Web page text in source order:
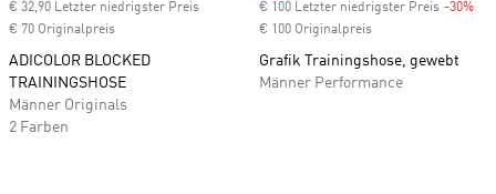
€ 32,90 Letzter niedrigster Preis
€ 70 Originalpreis
ADICOLOR BLOCKED
TRAININGSHOSE
Männer Originals
2 Farben
€ 100 Letzter niedrigster Preis -30%
€ 100 Originalpreis
Grafik Trainingshose, gewebt
Männer Performance